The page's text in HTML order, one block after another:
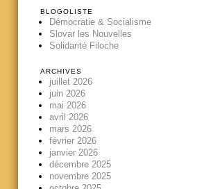
BLOGOLISTE
Démocratie & Socialisme
Slovar les Nouvelles
Solidarité Filoche
ARCHIVES
juillet 2026
juin 2026
mai 2026
avril 2026
mars 2026
février 2026
janvier 2026
décembre 2025
novembre 2025